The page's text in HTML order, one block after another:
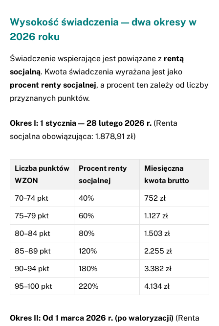
Wysokość świadczenia — dwa okresy w
2026 roku
Świadczenie wspierające jest powiązane z rentą
socjalną. Kwota świadczenia wyrażana jest jako
procent renty socjalnej, a procent ten zależy od liczby
przyznanych punktów.
Okres I: 1 stycznia — 28 lutego 2026 r. (Renta
socjalna obowiązująca: 1.878,91 zł)
Liczba punktów
WZON
Procent renty
socjalnej
Miesięczna
kwota brutto
70–74 pkt 40% 752 zł
75–79 pkt 60% 1.127 zł
80–84 pkt 80% 1.503 zł
85–89 pkt 120% 2.255 zł
90–94 pkt 180% 3.382 zł
95–100 pkt 220% 4.134 zł
Okres II: Od 1 marca 2026 r. (po waloryzacji) (Renta